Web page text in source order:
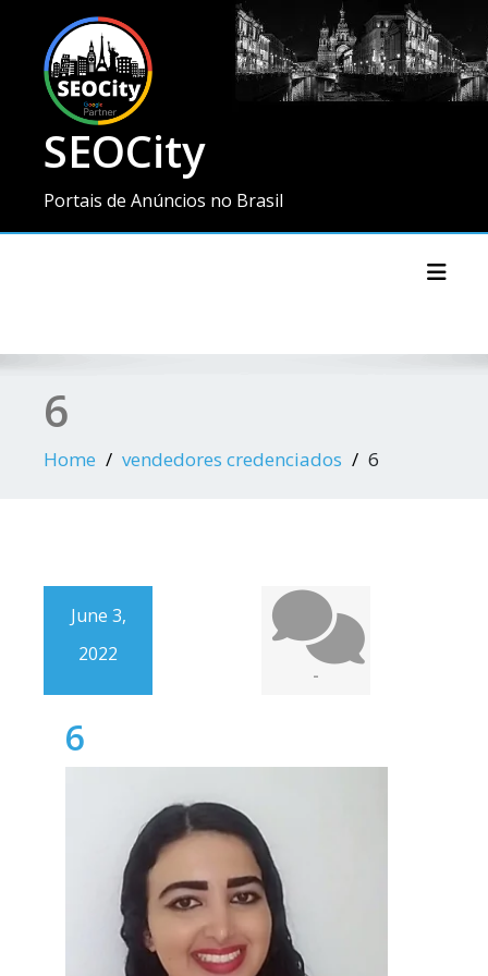
SEOCity
Portais de Anúncios no Brasil
6
Home vendedores credenciados 6
June 3,
2022
-
6